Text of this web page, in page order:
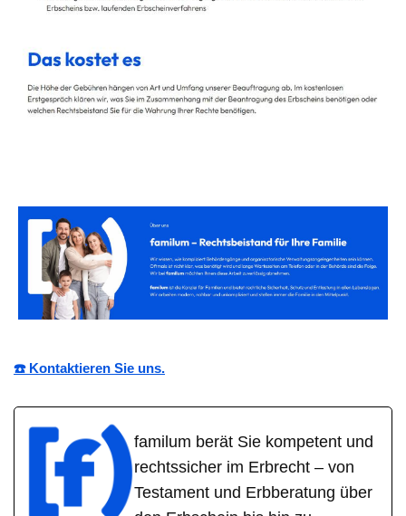
☎️ Kontaktieren Sie uns.
familum berät Sie kompetent und
rechtssicher im Erbrecht – von
Testament und Erbberatung über